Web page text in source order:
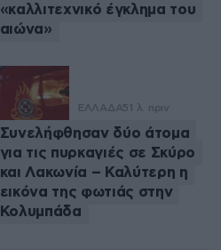
«καλλιτεχνικό έγκλημα του
αιώνα»
ΕΛΛΑΔΑ51 λ. πριν
Συνελήφθησαν δύο άτομα
για τις πυρκαγιές σε Σκύρο
και Λακωνία – Καλύτερη η
εικόνα της φωτιάς στην
Κολυμπάδα